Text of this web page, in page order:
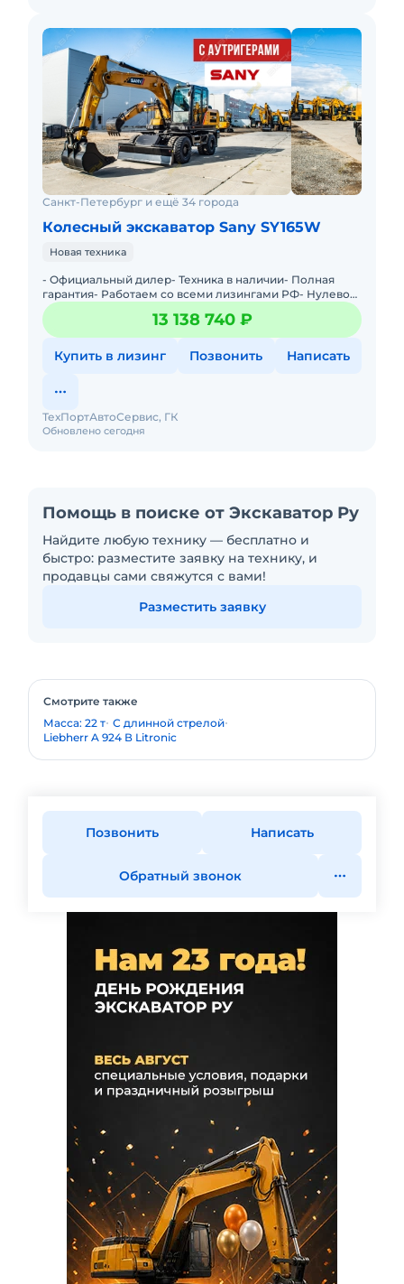
Санкт-Петербург и ещё 34 города
Колесный экскаватор Sany SY165W
Новая техника
- Официальный дилер- Техника в наличии- Пoлная
гарантия- Работаем со всеми лизингами РФ- Нулевой
аванс- Дoставка техники в любую тoчку Рoссии- Трейд
инМы предла
13 138 740 ₽
Купить в лизинг Позвонить Написать
Обновлено сегодня
ТехПортАвтоСервис, ГК
Помощь в поиске от Экскаватор Ру
Найдите любую технику — бесплатно и
быстро: разместите заявку на технику, и
продавцы сами свяжутся с вами!
Разместить заявку
Смотрите также
Масса: 22 т С длинной стрелой
Liebherr A 924 В Litronic
Позвонить Написать
Обратный звонок